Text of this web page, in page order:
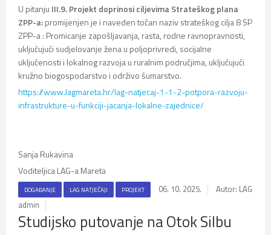
U pitanju III.9.Projekt doprinosi ciljevima Strateškog plana
ZPP-a:promijenjen je i naveden točan naziv strateškog cilja 8 SP
ZPP-a : Promicanje zapošljavanja, rasta, rodne ravnopravnosti,
uključujući sudjelovanje žena u poljoprivredi, socijalne
uključenosti i lokalnog razvoja u ruralnim područjima, uključujući
kružno biogospodarstvo i održivo šumarstvo.
https://www.lagmareta.hr/lag-natjecaj-1-1-2-potpora-razvoju-
infrastrukture-u-funkciji-jacanja-lokalne-zajednice/
Sanja Rukavina
Voditeljica LAG-a Mareta
DOGAĐANJE LAG NATJEČAJI PROJEKT 06. 10. 2025.
Autor: LAG
admin
Studijsko putovanje na Otok Silbu